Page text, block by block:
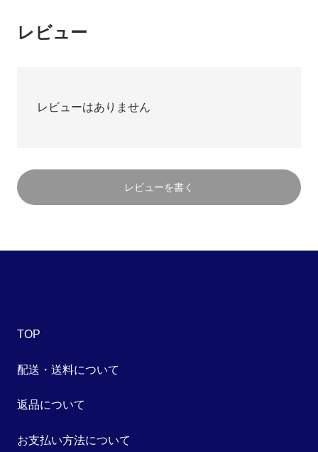
レビュー
レビューはありません
レビューを書く
TOP
配送・送料について
返品について
お支払い方法について